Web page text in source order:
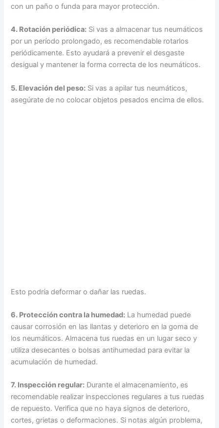
con un paño o funda para mayor protección.
4. Rotación periódica: Si vas a almacenar tus neumáticos
por un período prolongado, es recomendable rotarlos
periódicamente. Esto ayudará a prevenir el desgaste
desigual y mantener la forma correcta de los neumáticos.
5. Elevación del peso: Si vas a apilar tus neumáticos,
asegúrate de no colocar objetos pesados encima de ellos.
Esto podría deformar o dañar las ruedas.
6. Protección contra la humedad: La humedad puede
causar corrosión en las llantas y deterioro en la goma de
los neumáticos. Almacena tus ruedas en un lugar seco y
utiliza desecantes o bolsas antihumedad para evitar la
acumulación de humedad.
7. Inspección regular: Durante el almacenamiento, es
recomendable realizar inspecciones regulares a tus ruedas
de repuesto. Verifica que no haya signos de deterioro,
cortes, grietas o deformaciones. Si notas algún problema,